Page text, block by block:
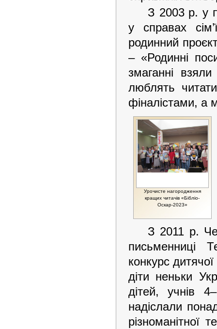
З 2003 р. у
у справах
родинний
– «Родинні
змаганні
люблять
фіналістами, а
Урочисте нагородження
кращих читачів «Бібліо-
Оскар-2023»
З 2011 р.
письменниці
конкурс
діти неньки
дітей, учнів
надіслали
різноманітної